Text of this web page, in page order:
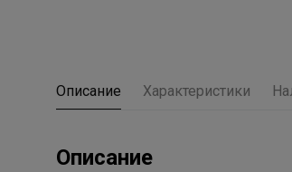
Описание Характеристики
Описание